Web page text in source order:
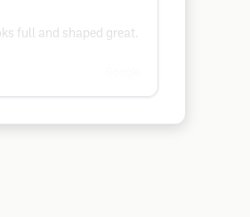
full and shaped great.